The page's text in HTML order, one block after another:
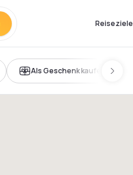
Reiseziele
Als Geschenk kaufen